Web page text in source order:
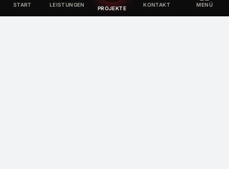
START LEISTUNGEN
PROJEKTE
KONTAKT MENÜ